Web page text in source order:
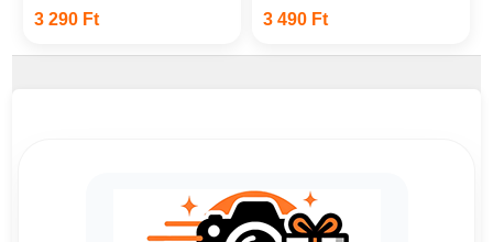
3 290 Ft 3 490 Ft